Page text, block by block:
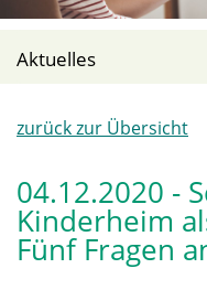
Aktuelles
zurück zur Übersicht
04.12.2020 -
Kinderheim
Fünf Fragen